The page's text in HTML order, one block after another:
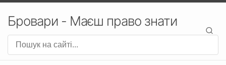
Бровари - Маєш право знати